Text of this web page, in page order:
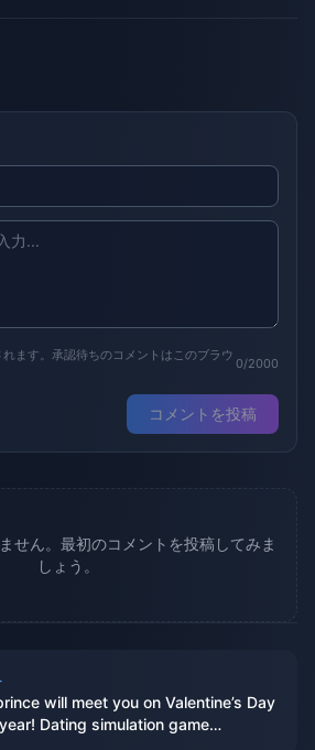
ます。承認待ちのコメントはこのブラウ
0/2000
コメントを投稿
せん。最初のコメントを投稿してみま
しょう。
will meet you on Valentine’s Day
Dating simulation game